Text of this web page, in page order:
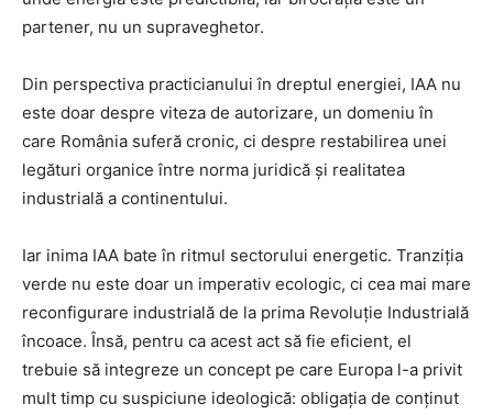
partener, nu un supraveghetor.
Din perspectiva practicianului în dreptul energiei, IAA nu
este doar despre viteza de autorizare, un domeniu în
care România suferă cronic, ci despre restabilirea unei
legături organice între norma juridică și realitatea
industrială a continentului.
Iar inima IAA bate în ritmul sectorului energetic. Tranziția
verde nu este doar un imperativ ecologic, ci cea mai mare
reconfigurare industrială de la prima Revoluție Industrială
încoace. Însă, pentru ca acest act să fie eficient, el
trebuie să integreze un concept pe care Europa l-a privit
mult timp cu suspiciune ideologică: obligația de conținut